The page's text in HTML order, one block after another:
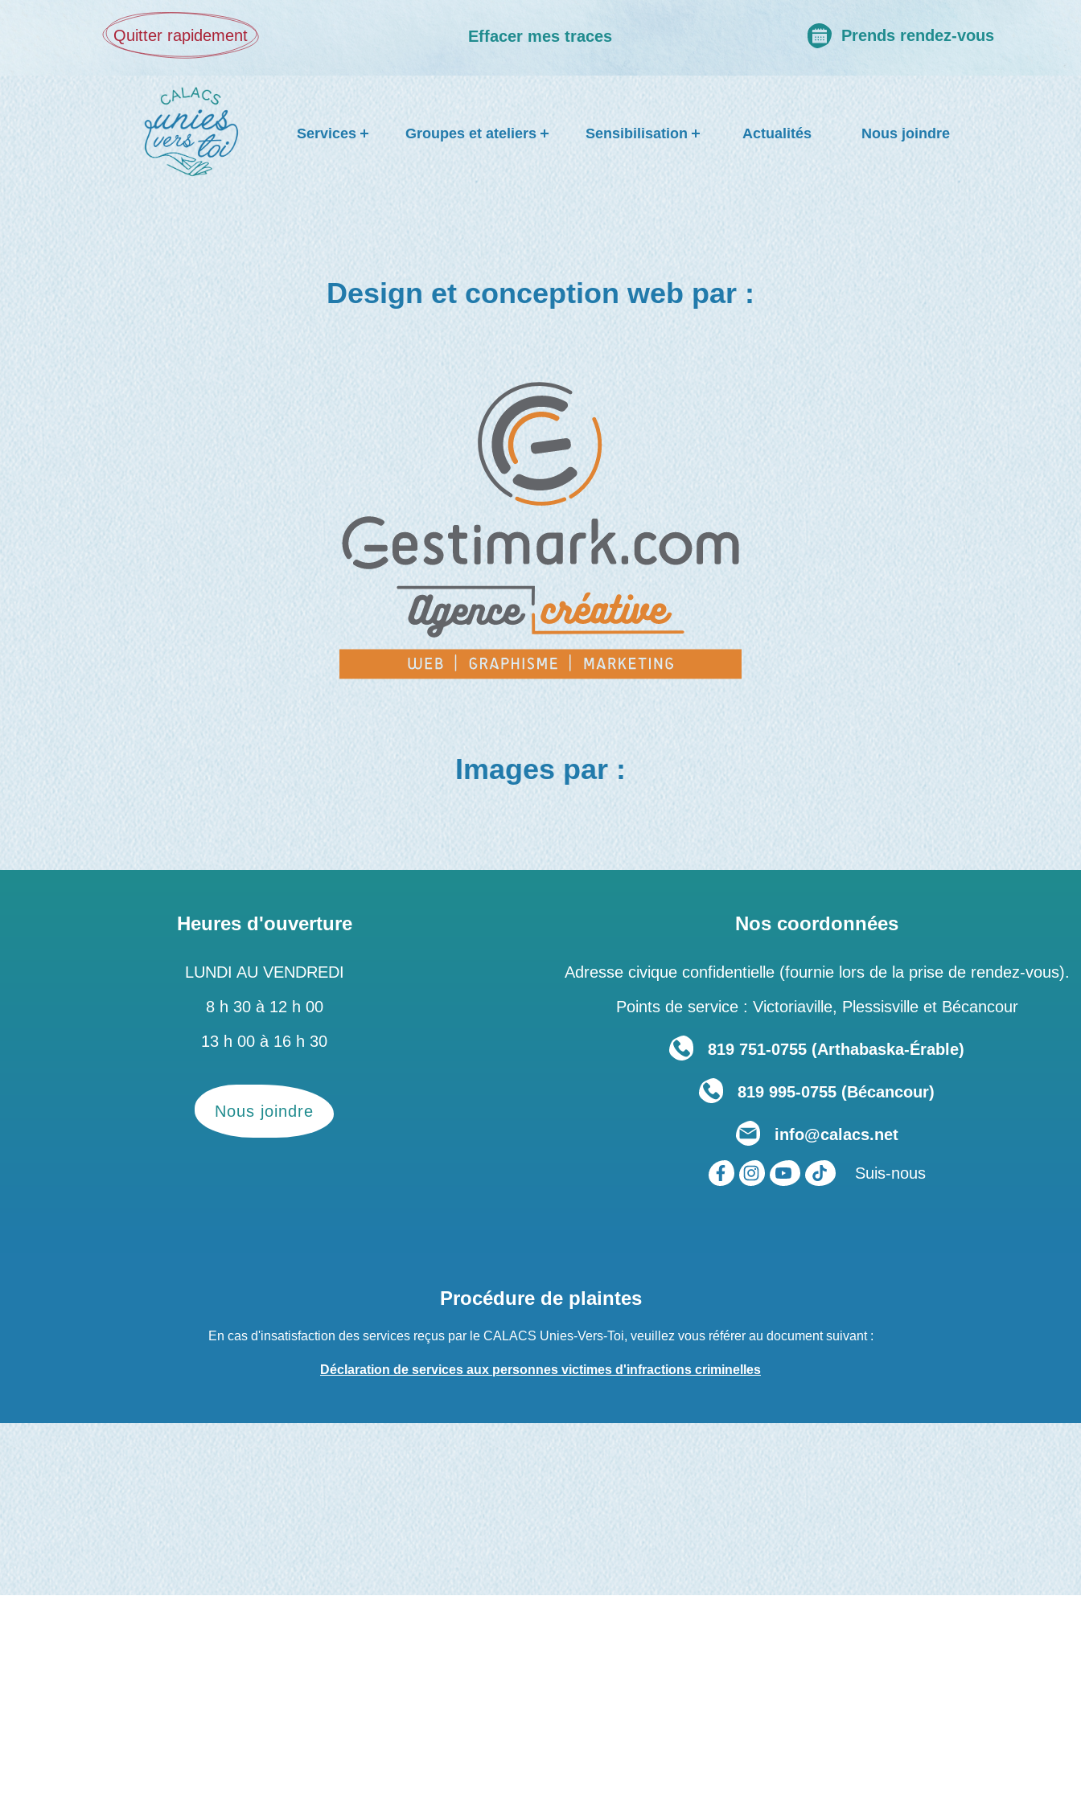
Quitter rapidement Effacer mes traces Prends rendez-vous
Services Groupes et ateliers Sensibilisation Actualités Nous joindre
Design et conception web par :
Images par :
Heures d'ouverture
LUNDI AU VENDREDI
8 h 30 à 12 h 00
13 h 00 à 16 h 30
Nous joindre
Nos coordonnées
Adresse civique confidentielle (fournie lors de la prise de rendez-vous).
Points de service : Victoriaville, Plessisville et Bécancour
819 751‑0755 (Arthabaska-Érable)
819 995-0755 (Bécancour)
info@calacs.net
Suis-nous
Procédure de plaintes
En cas d'insatisfaction des services reçus par le CALACS Unies-Vers-Toi, veuillez vous référer au document suivant :
Déclaration de services aux personnes victimes d'infractions criminelles